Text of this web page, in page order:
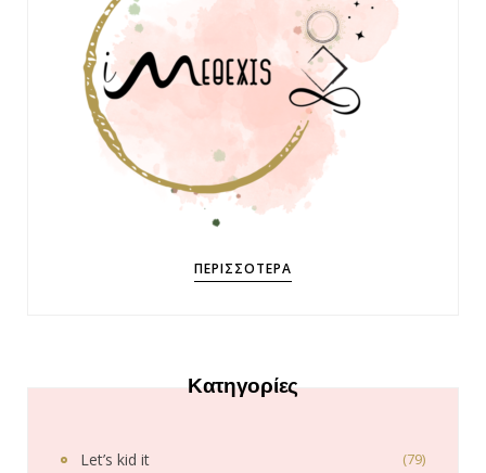
ΠΕΡΙΣΣΌΤΕΡΑ
Κατηγορίες
Let’s kid it (79)